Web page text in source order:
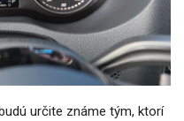
určite známe tým, ktorí